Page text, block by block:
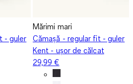
- guler
Mărimi mari
Cămașă - regular fit - guler
Kent - ușor de călcat
29,99 €